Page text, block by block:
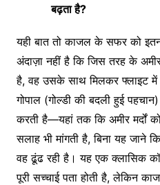
बढ़ता है?
यही बात तो काजल के सफर को
अंदाज़ा नहीं है कि जिस तरह के
है, वह उसके साथ मिलकर फ्लाइट में
गोपाल (गोल्डी की बदली हुई
करती है—यहां तक कि अमीर मर्दों
सलाह भी मांगती है, बिना यह जाने
वह ढूंढ रही है। यह एक क्लासिक
पूरी सच्चाई पता होती है, लेकिन